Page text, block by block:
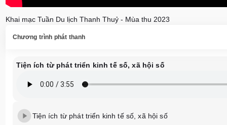
Khai mạc Tuần Du lịch Thanh Thuỷ - Mùa thu 2023
Chương trình phát thanh
Tiện ích từ phát triển kinh tế số, xã hội số
Tiện ích từ phát triển kinh tế số, xã hội số